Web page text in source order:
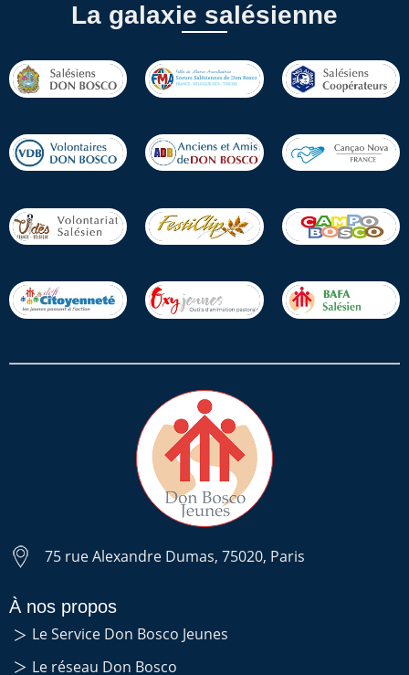
La galaxie salésienne
75 rue Alexandre Dumas, 75020, Paris
À nos propos
Le Service Don Bosco Jeunes
Le réseau Don Bosco